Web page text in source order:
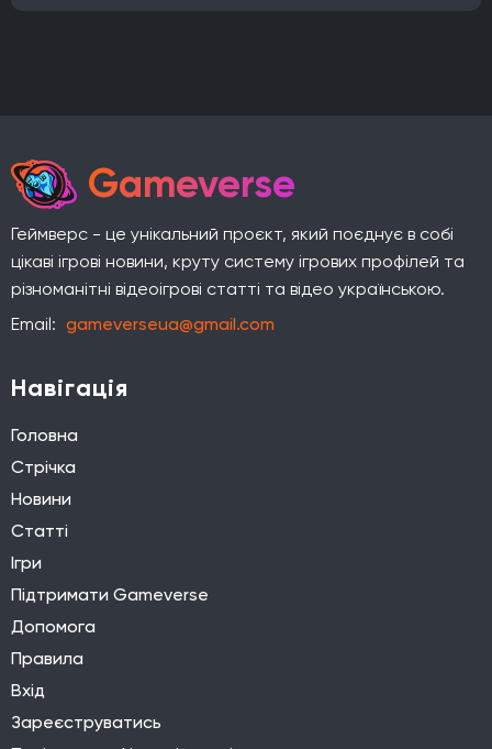
Gameverse
Геймверс - це унікальний проєкт, який поєднує в собі
цікаві ігрові новини, круту систему ігрових профілей та
різноманітні відеоігрові статті та відео українською.
Email: gameverseua@gmail.com
Навігація
Головна
Стрічка
Новини
Статті
Ігри
Підтримати Gameverse
Допомога
Правила
Вхід
Зареєструватись